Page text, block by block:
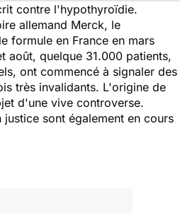
contre l'hypothyroïdie.
allemand Merck, le
formule en France en mars
août, quelque 31.000 patients,
ont commencé à signaler des
très invalidants. L'origine de
d'une vive controverse.
justice sont également en cours